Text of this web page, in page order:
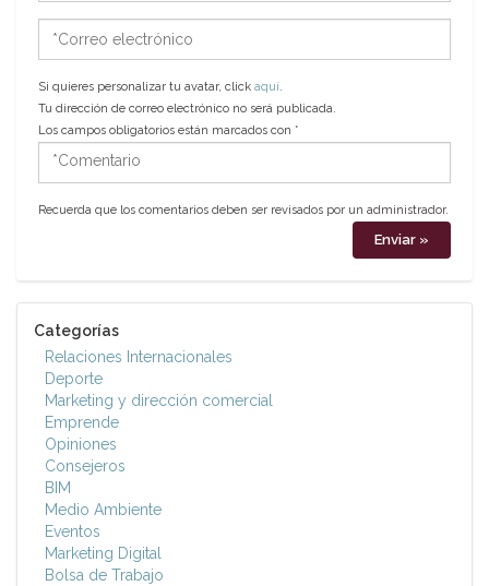
*Correo
electrónico
Si quieres personalizar tu avatar, click aquí.
Tu dirección de correo electrónico no será publicada.
Los campos obligatorios están marcados con *
*Comentario
Recuerda que los comentarios deben ser revisados por un administrador.
Categorías
Relaciones Internacionales
Deporte
Marketing y dirección comercial
Emprende
Opiniones
Consejeros
BIM
Medio Ambiente
Eventos
Marketing Digital
Bolsa de Trabajo